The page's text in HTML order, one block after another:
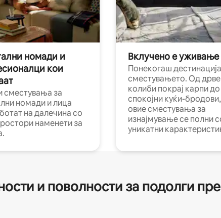
номади и
кои
сместувања за
номади и лица
на далечина со
наменети за
Вклучено е уживање
Понекогаш
сместувањето. Од
колиби покрај карпи до
спокојни куќи-бродови,
овие сместувања за
изнајмување се полни
уникатни
и поволности за подолги